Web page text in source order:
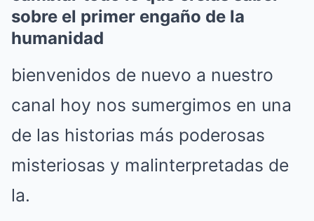
sobre el primer engaño de la
humanidad
bienvenidos de nuevo a nuestro
canal hoy nos sumergimos en una
de las historias más poderosas
misteriosas y malinterpretadas de
la.